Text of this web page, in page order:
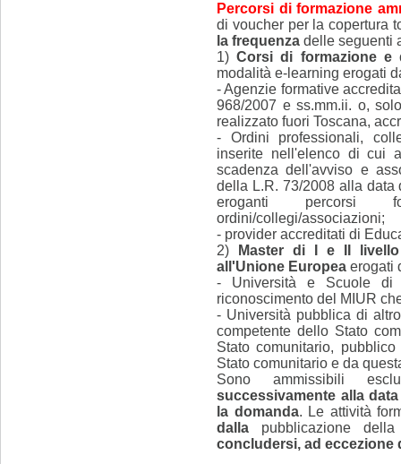
Percorsi di formazione
di voucher per la copertura
la frequenza delle seguenti
1)Corsi di formazione e
modalità e-learning erogati
- Agenzie formative
968/2007 e ss.mm.ii. o,
realizzato fuori Toscana,
- Ordini professionali,
inserite nell'elenco di cui
scadenza dell'avviso e
della L.R. 73/2008 alla
eroganti percorsi
ordini/collegi/associazioni;
- provider accreditati di
2)
Master di I e II
all'Unione Europea erogati
- Università e Scuole di
riconoscimento del MIUR
- Università pubblica di
competente dello Stato
Stato comunitario,
Stato comunitario e da
Sono ammissibili
successivamente alla
la domanda. Le attività
dalla pubblicazione
concludersi, ad eccezione